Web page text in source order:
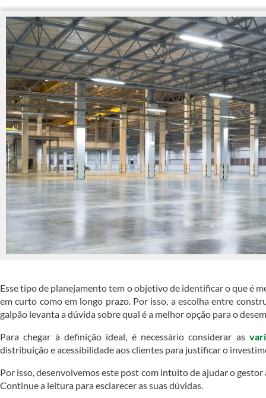
Esse tipo de planejamento tem o objetivo de identificar o que é
em curto como em longo prazo. Por isso, a escolha entre
galpão levanta a dúvida sobre qual é a melhor opção para o
Para chegar à definição ideal, é necessário considerar as
distribuição e acessibilidade aos clientes para justificar o
Por isso, desenvolvemos este post com intuito de ajudar o
Continue a leitura para esclarecer as suas dúvidas.